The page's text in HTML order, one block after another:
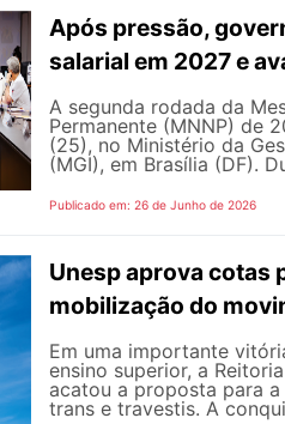
Após pressão,
salarial em 2027 e
A segunda rodada da
Permanente (MNNP) de
(25), no Ministério da
(MGI), em Brasília (DF).
Publicado em: 26 de Junho de 2026
Unesp aprova cotas
mobilização do
Em uma importante
ensino superior, a
acatou a proposta para
trans e travestis. A